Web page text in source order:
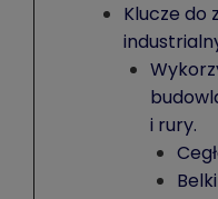
Klucze do
i rury.